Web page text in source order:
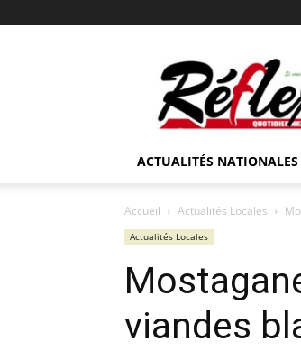
ACTUALITÉS NATIONALES
Accueil Actualités Locales
Actualités Locales
viandes